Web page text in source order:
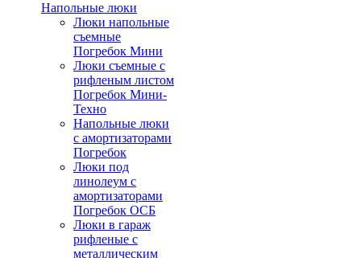
Напольные люки
Люки напольные
съемные
Погребок Мини
Люки съемные с
рифленым листом
Погребок Мини-
Техно
Напольные люки
с амортизаторами
Погребок
Люки под
линолеум с
амортизаторами
Погребок ОСБ
Люки в гараж
рифленые с
металлическим